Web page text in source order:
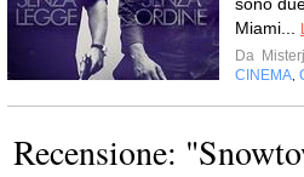
sono
Miami...
Da
CINEMA,
Recensione: